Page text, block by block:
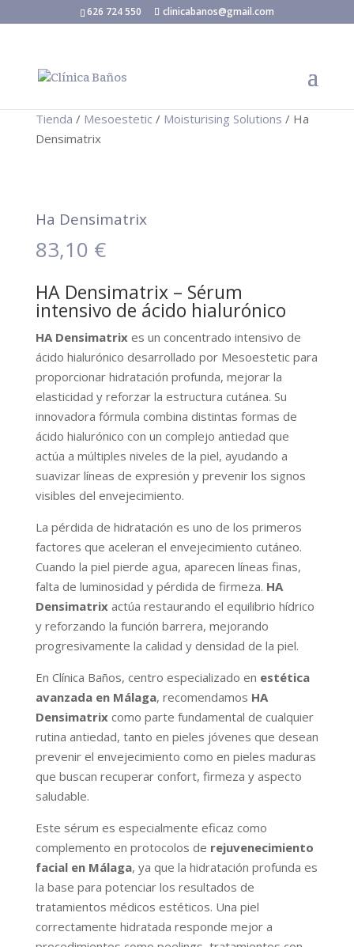
626 724 550 clinicabanos@gmail.com
Tienda / Mesoestetic/ Moisturising Solutions / Ha
Densimatrix
Ha Densimatrix
83,10 €
HA Densimatrix – Sérum
intensivo de ácido hialurónico
HA Densimatrixes un concentrado intensivo de
ácido hialurónico desarrollado por Mesoestetic para
proporcionar hidratación profunda, mejorar la
elasticidad y reforzar la estructura cutánea. Su
innovadora fórmula combina distintas formas de
ácido hialurónico con un complejo antiedad que
actúa a múltiples niveles de la piel, ayudando a
suavizar líneas de expresión y prevenir los signos
visibles del envejecimiento.
La pérdida de hidratación es uno de los primeros
factores que aceleran el envejecimiento cutáneo.
Cuando la piel pierde agua, aparecen líneas finas,
falta de luminosidad y pérdida de firmeza. HA
Densimatrixactúa restaurando el equilibrio hídrico
y reforzando la función barrera, mejorando
progresivamente la calidad y densidad de la piel.
En Clínica Baños, centro especializado en estética
avanzada en Málaga, recomendamos HA
Densimatrixcomo parte fundamental de cualquier
rutina antiedad, tanto en pieles jóvenes que desean
prevenir el envejecimiento como en pieles maduras
que buscan recuperar confort, firmeza y aspecto
saludable.
Este sérum es especialmente eficaz como
complemento en protocolos de rejuvenecimiento
facial en Málaga, ya que la hidratación profunda es
la base para potenciar los resultados de
tratamientos médicos estéticos. Una piel
correctamente hidratada responde mejor a